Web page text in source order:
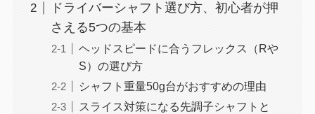
ドライバーシャフト選び方、初心者が押
さえる5つの基本
ヘッドスピードに合うフレックス（Rや
S）の選び方
シャフト重量50g台がおすすめの理由
スライス対策になる先調子シャフトと